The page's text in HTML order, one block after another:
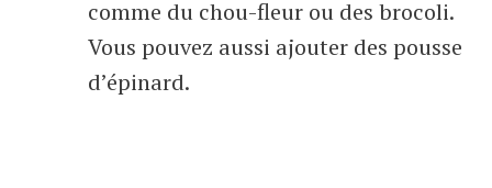
comme du chou-fleur ou des brocoli.
Vous pouvez aussi ajouter des pousse
d’épinard.